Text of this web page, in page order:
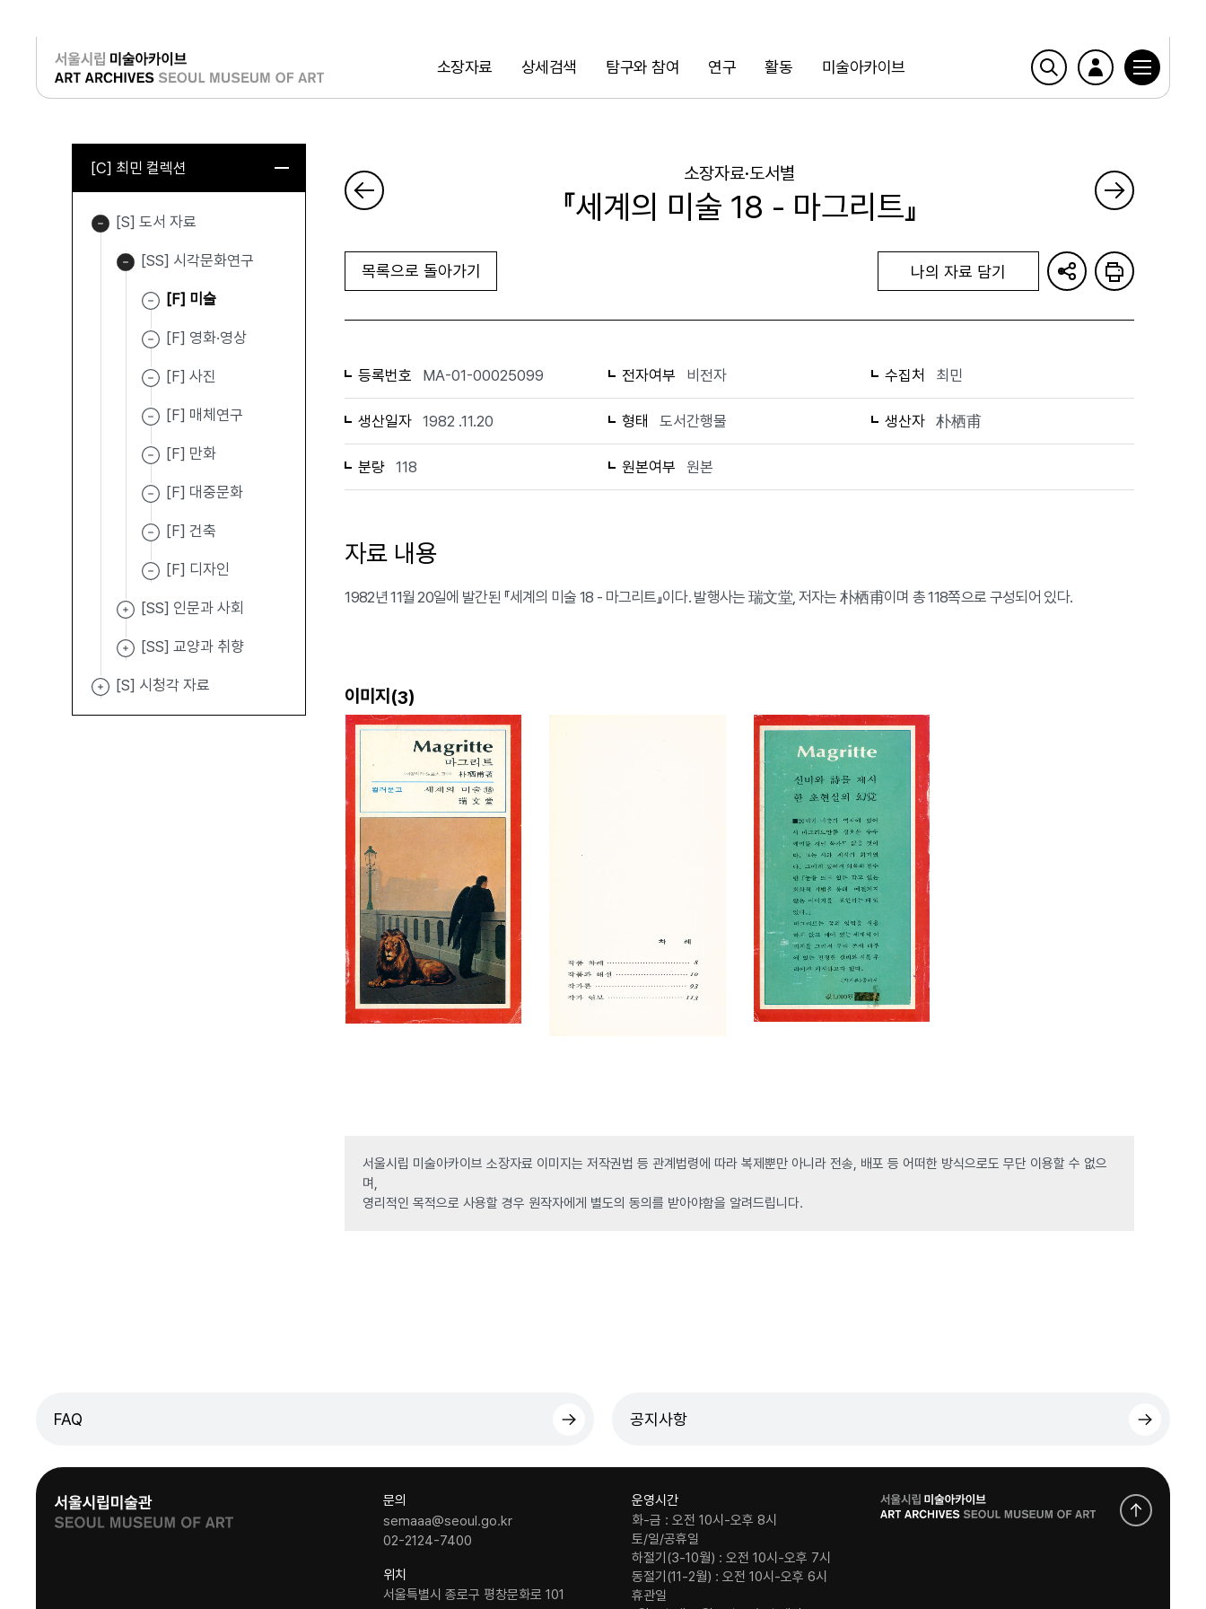
소장자료 상세검색 탐구와 참여 연구 활동 미술아카이브
검색
로그인
[C] 최민 컬렉션
[S] 도서 자료
[SS] 시각문화연구
[F] 미술
[F] 영화·영상
[F] 사진
[F] 매체연구
[F] 만화
[F] 대중문화
[F] 건축
[F] 디자인
[SS] 인문과 사회
[SS] 교양과 취향
[S] 시청각 자료
소장자료·도서별
『세계의 미술 18 - 마그리트』
목록으로 돌아가기 나의 자료 담기
등록번호 MA-01-00025099 전자여부 비전자 수집처 최민
생산일자 1982 .11.20 형태 도서간행물 생산자 朴栖甫
분량 118 원본여부 원본
자료 내용
1982년 11월 20일에 발간된 『세계의 미술 18 - 마그리트』이다. 발행사는 瑞文堂, 저자는 朴栖甫이며 총 118쪽으로 구성되어 있다.
이미지(3)
서울시립 미술아카이브 소장자료 이미지는 저작권법 등 관계법령에 따라 복제뿐만 아니라 전송, 배포 등 어떠한 방식으로도 무단 이용할 수 없으
며,
영리적인 목적으로 사용할 경우 원작자에게 별도의 동의를 받아야함을 알려드립니다.
FAQ 공지사항
문의
semaaa@seoul.go.kr
02-2124-7400
위치
서울특별시 종로구 평창문화로 101
운영시간
화-금 : 오전 10시-오후 8시
토/일/공휴일
하절기(3-10월) : 오전 10시-오후 7시
동절기(11-2월) : 오전 10시-오후 6시
휴관일
로
고